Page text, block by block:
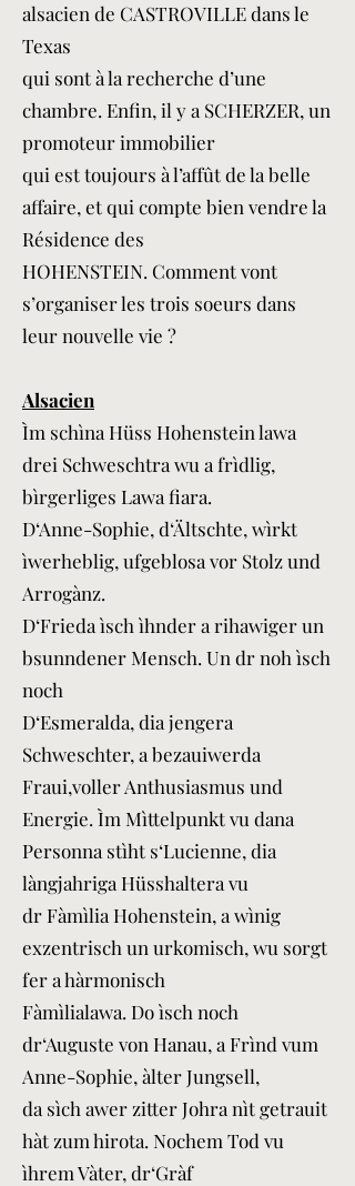
alsacien de CASTROVILLE dans le
Texas
qui sont à la recherche d’une
chambre. Enfin, il y a SCHERZER, un
promoteur immobilier
qui est toujours à l’affût de la belle
affaire, et qui compte bien vendre la
Résidence des
HOHENSTEIN. Comment vont
s’organiser les trois soeurs dans
leur nouvelle vie ?
Alsacien
Ìm schìna Hüss Hohenstein lawa
drei Schweschtra wu a frìdlig,
bìrgerliges Lawa fiara.
D‘Anne-Sophie, d‘Ältschte, wìrkt
ìwerheblig, ufgeblosa vor Stolz und
Arrogànz.
D‘Frieda ìsch ìhnder a rihawiger un
bsunndener Mensch. Un dr noh ìsch
noch
D‘Esmeralda, dia jengera
Schweschter, a bezauiwerda
Fraui,voller Anthusiasmus und
Energie. Ìm Mìttelpunkt vu dana
Personna stìht s‘Lucienne, dia
làngjahriga Hüsshaltera vu
dr Fàmìlia Hohenstein, a wìnig
exzentrisch un urkomisch, wu sorgt
fer a hàrmonisch
Fàmìlialawa. Do ìsch noch
dr‘Auguste von Hanau, a Frìnd vum
Anne-Sophie, àlter Jungsell,
da sìch awer zitter Johra nìt getrauit
hàt zum hirota. Nochem Tod vu
ìhrem Vàter, dr‘Gràf